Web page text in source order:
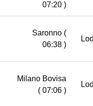
07:20 )
Saronno (
06:38 )
Milano Bovisa
( 07:06 )